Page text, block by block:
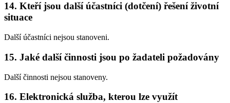
14. Kteří jsou další účastníci (dotčení) řešení životní
situace
Další účastníci nejsou stanoveni.
15. Jaké další činnosti jsou po žadateli požadovány
Další činnosti nejsou stanoveny.
16. Elektronická služba, kterou lze využít